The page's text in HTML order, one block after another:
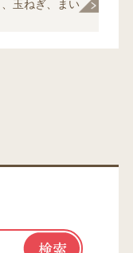
玉ねぎ、まい